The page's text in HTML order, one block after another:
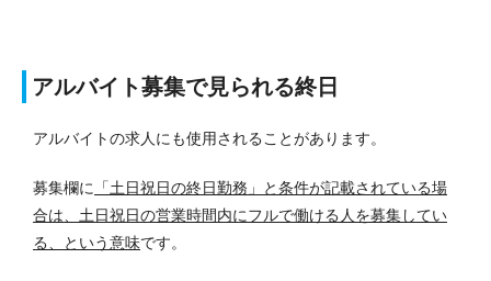
アルバイト募集で見られる終日
アルバイトの求人にも使用されることがあります。
募集欄に
「土日祝日の終日勤務」と条件が記載されている場
合は、土日祝日の営業時間内にフルで働ける人を募集してい
る、という意味です。